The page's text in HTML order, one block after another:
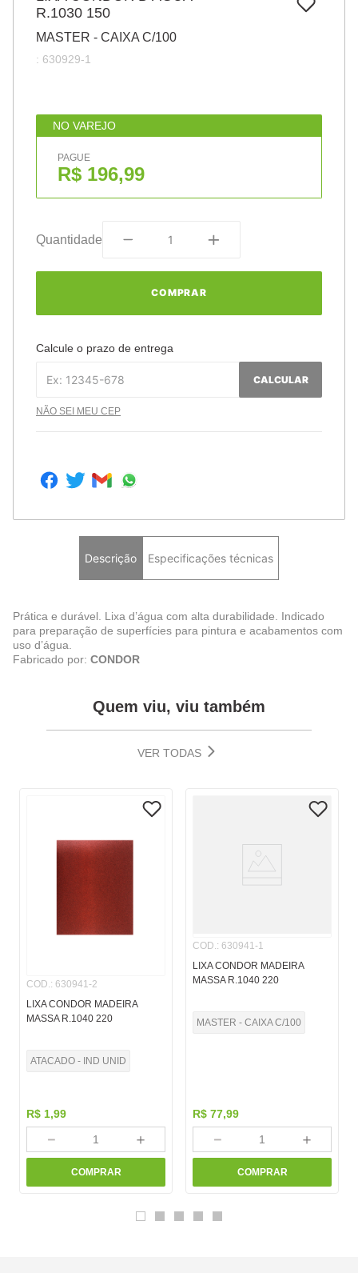
R.1030 150
MASTER - CAIXA C/100
: 630929-1
NO VAREJO
PAGUE
R$ 196,99
Quantidade
COMPRAR
Calcule o prazo de entrega
CALCULAR
NÃO SEI MEU CEP
Descrição Especificações técnicas
Prática e durável. Lixa d’água com alta durabilidade. Indicado
para preparação de superfícies para pintura e acabamentos com
uso d’água.
Fabricado por: CONDOR
Quem viu, viu também
VER TODAS
COD.: 630941-2
LIXA CONDOR MADEIRA
MASSA R.1040 220
ATACADO - IND UNID
R$ 1,99
＋
－
COMPRAR
COD.: 630941-1
LIXA CONDOR MADEIRA
MASSA R.1040 220
MASTER - CAIXA C/100
R$ 77,99
＋
－
COMPRAR
pincel
cola
barbante